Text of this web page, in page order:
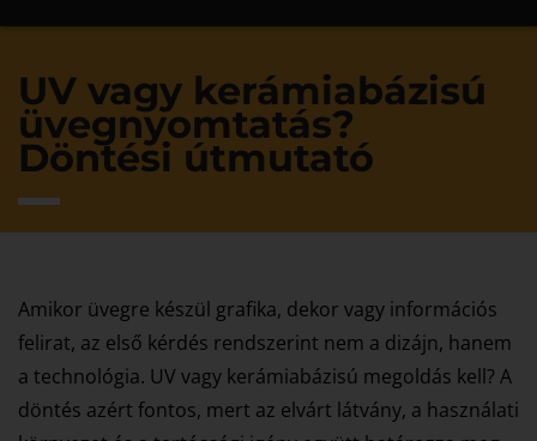
UV vagy kerámiabázisú
üvegnyomtatás?
Döntési útmutató
Amikor üvegre készül grafika, dekor vagy információs
felirat, az első kérdés rendszerint nem a dizájn, hanem
a technológia. UV vagy kerámiabázisú megoldás kell? A
döntés azért fontos, mert az elvárt látvány, a használati